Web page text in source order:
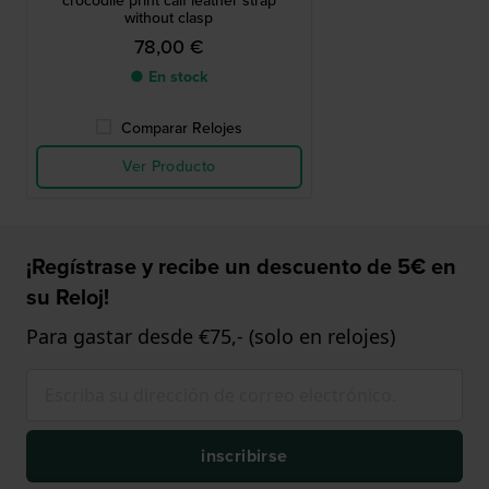
without clasp
78,00 €
● En stock
Comparar Relojes
Ver Producto
¡Regístrase y recibe un descuento de 5€ en
su Reloj!
Para gastar desde €75,- (solo en relojes)
inscribirse